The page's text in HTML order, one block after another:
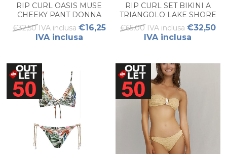
RIP CURL OASIS MUSE
CHEEKY PANT DONNA
€32,50 IVA inclusa €16,25
IVA inclusa
RIP CURL SET BIKINI A
TRIANGOLO LAKE SHORE
SET DONNA
€65,00 IVA inclusa €32,50
IVA inclusa